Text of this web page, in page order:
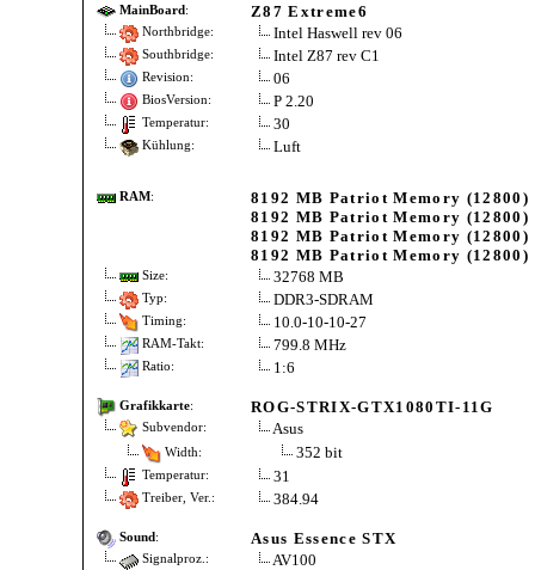
MainBoard: Z87 Extreme6
Northbridge: Intel Haswell rev 06
Southbridge: Intel Z87 rev C1
Revision: 06
BiosVersion: P 2.20
Temperatur: 30
Kühlung: Luft
RAM:
8192 MB Patriot Memory (12800)
8192 MB Patriot Memory (12800)
8192 MB Patriot Memory (12800)
8192 MB Patriot Memory (12800)
Size: 32768 MB
Typ: DDR3-SDRAM
Timing: 10.0-10-10-27
RAM-Takt: 799.8 MHz
Ratio: 1:6
Grafikkarte: ROG-STRIX-GTX1080TI-11G
Subvendor: Asus
Width: 352 bit
Temperatur: 31
Treiber, Ver.: 384.94
Sound: Asus Essence STX
Signalproz.: AV100